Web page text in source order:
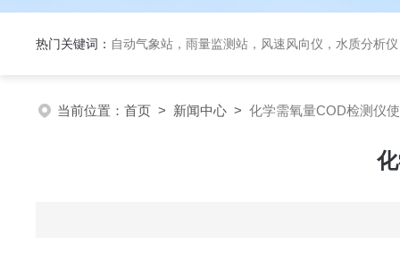
热门关键词： 自动气象站，雨量监测站，风速风向仪，水质分析
当前位置： 首页 > 新闻中心 > 化学需氧量COD检测仪